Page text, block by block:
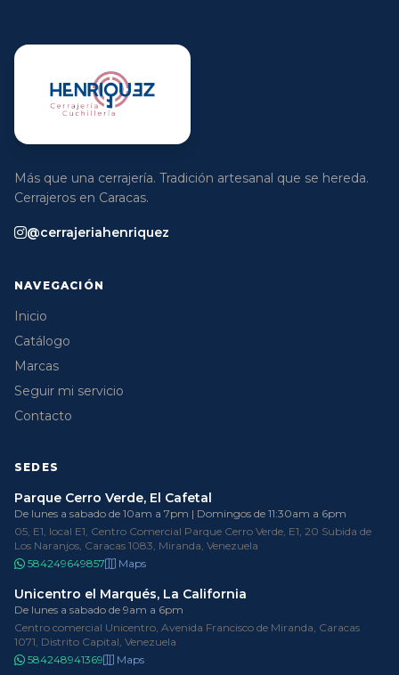
Más que una cerrajería. Tradición artesanal que se hereda.
Cerrajeros en Caracas.
@cerrajeriahenriquez
NAVEGACIÓN
Inicio
Catálogo
Marcas
Seguir mi servicio
Contacto
SEDES
Parque Cerro Verde, El Cafetal
De lunes a sabado de 10am a 7pm | Domingos de 11:30am a 6pm
05, E1, local E1, Centro Comercial Parque Cerro Verde, E1, 20 Subida de
Los Naranjos, Caracas 1083, Miranda, Venezuela
584249649857
Maps
Unicentro el Marqués, La California
De lunes a sabado de 9am a 6pm
Centro comercial Unicentro, Avenida Francisco de Miranda, Caracas
1071, Distrito Capital, Venezuela
584248941369
Maps